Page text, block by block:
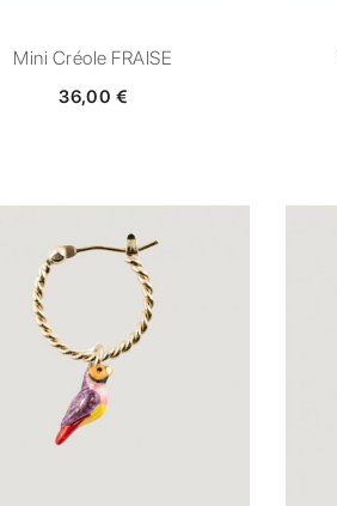
Mini Créole FRAISE
36,00 €